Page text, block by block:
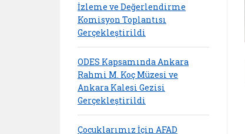
İzleme ve Değerlendirme
Komisyon Toplantısı
Gerçekleştirildi
ODES Kapsamında Ankara
Rahmi M. Koç Müzesi ve
Ankara Kalesi Gezisi
Gerçekleştirildi
Çocuklarımız İçin AFAD